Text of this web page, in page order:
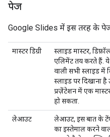
पेज
Google Slides में इस तरह के
मास्टर डिग्री
स्लाइड मास्टर,
एलिमेंट तय करते हैं.
वाली सभी स्लाइड
स्लाइड पर दिखाना है
प्रज़ेंटेशन में एक
हो सकता.
लेआउट
लेआउट, इस बात के
का इस्तेमाल करने